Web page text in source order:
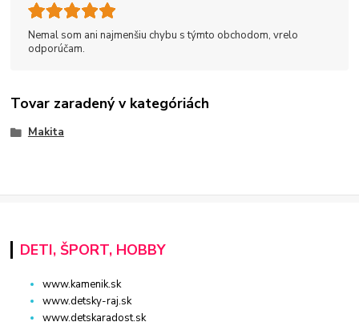
Nemal som ani najmenšiu chybu s týmto obchodom, vrelo
odporúčam.
Tovar zaradený v kategóriách
Makita
DETI, ŠPORT, HOBBY
www.kamenik.sk
www.detsky-raj.sk
www.detskaradost.sk